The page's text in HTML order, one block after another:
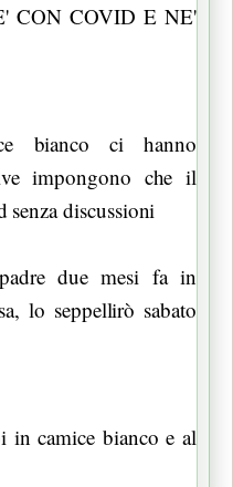
CON COVID E NE'
bianco ci hanno
impongono che il
senza discussioni
due mesi fa in
lo seppellirò sabato
in camice bianco e al